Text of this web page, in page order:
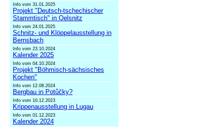
Info vom 31.01.2025
Projekt "Deutsch-tschechischer
Stammtisch" in Oelsnitz
Info vom 24.01.2025
Schnitz- und Klöppelausstellung in
Bernsbach
Info vom 23.10.2024
Kalender 2025
Info vom 04.10.2024
Projekt "Böhmisch-sächsisches
Kochen"
Info vom 12.08.2024
Bergbau in Potůčky?
Info vom 10.12.2023
Krippenausstellung in Lugau
Info vom 01.12.2023
Kalender 2024